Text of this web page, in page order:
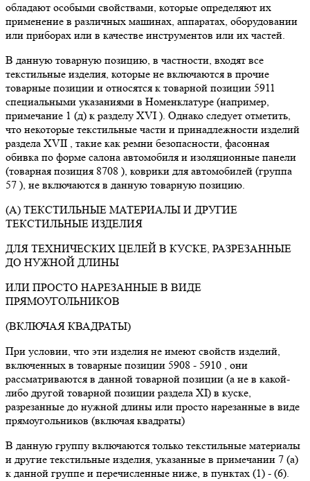
обладают особыми свойствами, которые определяют их
применение в различных машинах, аппаратах, оборудовании
или приборах или в качестве инструментов или их частей.
В данную товарную позицию, в частности, входят все
текстильные изделия, которые не включаются в прочие
товарные позиции и относятся к товарной позиции 5911
специальными указаниями в Номенклатуре (например,
примечание 1 (д) к разделу XVI ). Однако следует отметить,
что некоторые текстильные части и принадлежности изделий
раздела XVII , такие как ремни безопасности, фасонная
обивка по форме салона автомобиля и изоляционные панели
(товарная позиция 8708 ), коврики для автомобилей (группа
57 ), не включаются в данную товарную позицию.
(А) ТЕКСТИЛЬНЫЕ МАТЕРИАЛЫ И ДРУГИЕ
ТЕКСТИЛЬНЫЕ ИЗДЕЛИЯ
ДЛЯ ТЕХНИЧЕСКИХ ЦЕЛЕЙ В КУСКЕ, РАЗРЕЗАННЫЕ
ДО НУЖНОЙ ДЛИНЫ
ИЛИ ПРОСТО НАРЕЗАННЫЕ В ВИДЕ
ПРЯМОУГОЛЬНИКОВ
(ВКЛЮЧАЯ КВАДРАТЫ)
При условии, что эти изделия не имеют свойств изделий,
включенных в товарные позиции 5908 - 5910 , они
рассматриваются в данной товарной позиции (а не в какой-
либо другой товарной позиции раздела XI) в куске,
разрезанные до нужной длины или просто нарезанные в виде
прямоугольников (включая квадраты)
В данную группу включаются только текстильные материалы
и другие текстильные изделия, указанные в примечании 7 (а)
к данной группе и перечисленные ниже, в пунктах (1) - (6).